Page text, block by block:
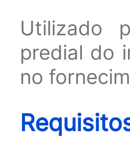
Utilizado
predial do
no